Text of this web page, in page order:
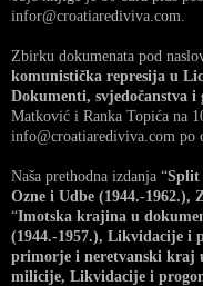
infor@croatiarediviva.com.
Zbirku dokumenata pod
komunistička represija u
Dokumenti, svjedočanstva i
Matković i Ranka Topića na
info@croatiarediviva.com po
Naša prethodna izdanja “Split
Ozne i Udbe (1944.-
“Imotska krajina u
(1944.-1957.), Likvidacije i
primorje i neretvanski kraj
milicije, Likvidacije i